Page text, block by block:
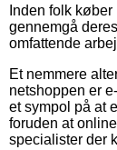
Inden folk
gennemgå
omfattende
Et nemmere
netshoppen er
et sympol på at
foruden at
specialister der